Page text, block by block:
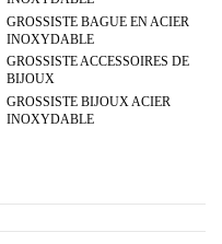
GROSSISTE BAGUE EN ACIER
INOXYDABLE
GROSSISTE ACCESSOIRES DE
BIJOUX
GROSSISTE BIJOUX ACIER
INOXYDABLE